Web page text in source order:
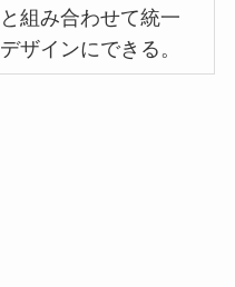
と組み合わせて統一
デザインにできる。